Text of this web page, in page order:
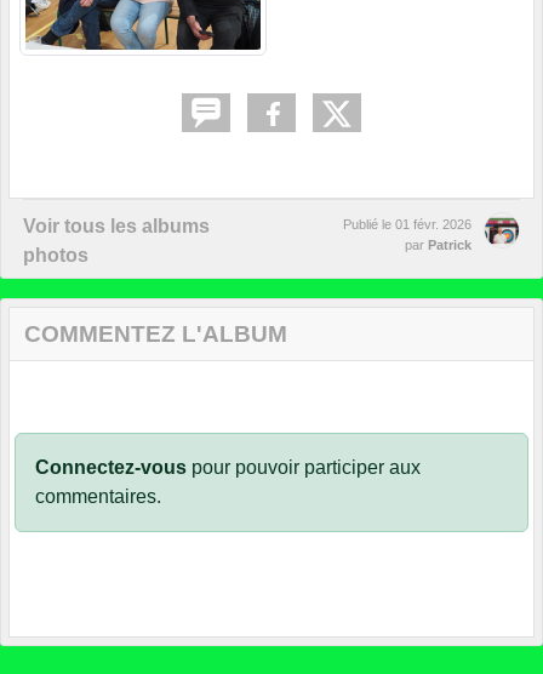
Voir tous les albums
photos
Publié le 01 févr. 2026
par Patrick
COMMENTEZ L'ALBUM
Connectez-vous pour pouvoir participer aux
commentaires.